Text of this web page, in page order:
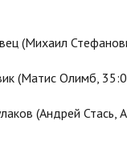
(Михаил
(Матис Олимб,
(Андрей Стась,